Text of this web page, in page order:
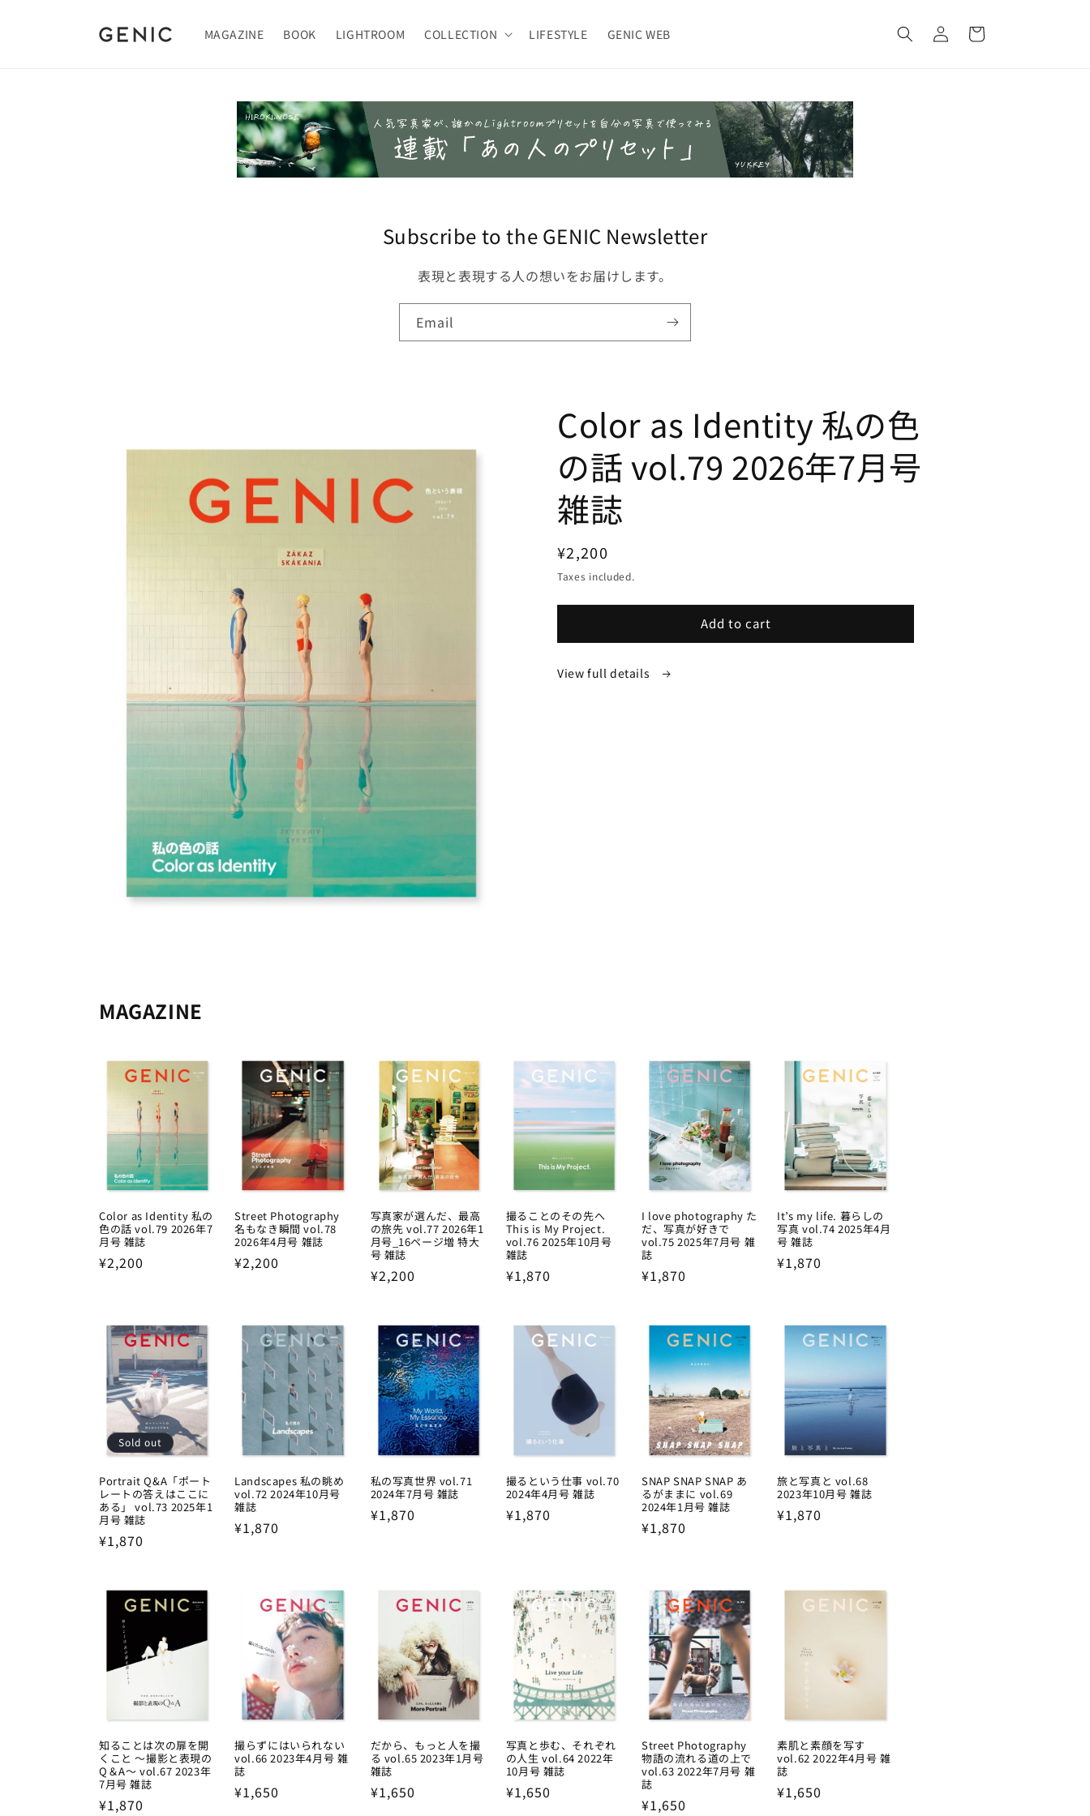
MAGAZINE BOOK LIGHTROOM COLLECTION LIFESTYLE GENIC WEB
Log
in
Cart
Subscribe to the GENIC Newsletter
表現と表現する人の想いをお届けします。
Email
Color as Identity 私の色
の話 vol.79 2026年7月号
雑誌
Regular
price
¥2,200
Taxes included.
Add to cart
View full details
MAGAZINE
Color as Identity 私の
色の話 vol.79 2026年7
月号 雑誌
Regular
¥2,200
Street Photography
名もなき瞬間 vol.78
2026年4月号 雑誌
Regular
¥2,200
写真家が選んだ、最高
の旅先 vol.77 2026年1
月号_16ページ増 特大
号 雑誌
Regular
¥2,200
撮ることのその先へ
This is My Project.
vol.76 2025年10月号
雑誌
Regular
¥1,870
I love photography た
だ、写真が好きで
vol.75 2025年7月号 雑
誌
Regular
¥1,870
It’s my life. 暮らしの
写真 vol.74 2025年4月
号 雑誌
Regular
¥1,870
Sold out
Portrait Q&A「ポート
レートの答えはここに
ある」 vol.73 2025年1
月号 雑誌
Regular
¥1,870
Landscapes 私の眺め
vol.72 2024年10月号
雑誌
Regular
¥1,870
私の写真世界 vol.71
2024年7月号 雑誌
Regular
¥1,870
撮るという仕事 vol.70
2024年4月号 雑誌
Regular
¥1,870
SNAP SNAP SNAP あ
るがままに vol.69
2024年1月号 雑誌
Regular
¥1,870
旅と写真と vol.68
2023年10月号 雑誌
Regular
¥1,870
知ることは次の扉を開
くこと ～撮影と表現の
Q＆A～ vol.67 2023年
7月号 雑誌
Regular
¥1,870
撮らずにはいられない
vol.66 2023年4月号 雑
誌
Regular
¥1,650
だから、もっと人を撮
る vol.65 2023年1月号
雑誌
Regular
¥1,650
写真と歩む、それぞれ
の人生 vol.64 2022年
10月号 雑誌
Regular
¥1,650
Street Photography
物語の流れる道の上で
vol.63 2022年7月号 雑
誌
Regular
¥1,650
素肌と素顔を写す
vol.62 2022年4月号 雑
誌
Regular
¥1,650